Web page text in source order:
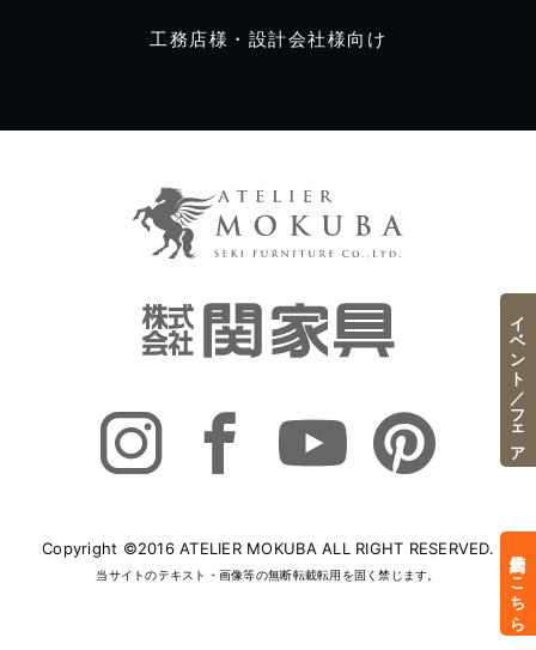
工務店様・設計会社様向け
Copyright ©2016 ATELIER MOKUBA ALL RIGHT RESERVED.
当サイトのテキスト・画像等の無断転載転用を固く禁じます。 来店予約はこちら
イベント／フェア